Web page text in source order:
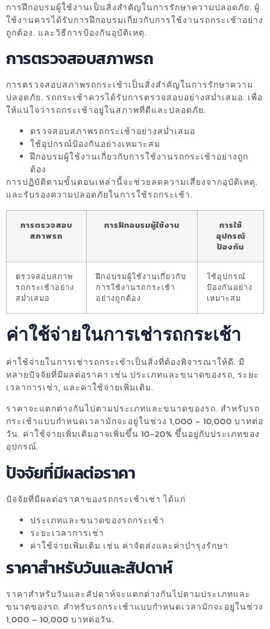
การฝึกอบรมผู้ใช้งานเป็นสิ่งสำคัญในการรักษาความปลอดภัย. ผู้
ใช้งานควรได้รับการฝึกอบรมเกี่ยวกับการใช้งานรถกระเช้าอย่าง
ถูกต้อง. และวิธีการป้องกันอุบัติเหตุ.
การตรวจสอบสภาพรถ
การตรวจสอบสภาพรถกระเช้าเป็นสิ่งสำคัญในการรักษาความ
ปลอดภัย. รถกระเช้าควรได้รับการตรวจสอบอย่างสม่ำเสมอ. เพื่อ
ให้แน่ใจว่ารถกระเช้าอยู่ในสภาพที่ดีและปลอดภัย.
ตรวจสอบสภาพรถกระเช้าอย่างสม่ำเสมอ
ใช้อุปกรณ์ป้องกันอย่างเหมาะสม
ฝึกอบรมผู้ใช้งานเกี่ยวกับการใช้งานรถกระเช้าอย่างถูก
ต้อง
การปฏิบัติตามขั้นตอนเหล่านี้จะช่วยลดความเสี่ยงจากอุบัติเหตุ.
และรับรองความปลอดภัยในการใช้รถกระเช้า.
การตรวจสอบ
สภาพรถ
การฝึกอบรมผู้ใช้งาน
การใช้
อุปกรณ์
ป้องกัน
ตรวจสอบสภาพ
รถกระเช้าอย่าง
สม่ำเสมอ
ฝึกอบรมผู้ใช้งานเกี่ยวกับ
การใช้งานรถกระเช้า
อย่างถูกต้อง
ใช้อุปกรณ์
ป้องกันอย่าง
เหมาะสม
ค่าใช้จ่ายในการเช่ารถกระเช้า
ค่าใช้จ่ายในการเช่ารถกระเช้าเป็นสิ่งที่ต้องพิจารณาให้ดี. มี
หลายปัจจัยที่มีผลต่อราคา เช่น ประเภทและขนาดของรถ, ระยะ
เวลาการเช่า, และค่าใช้จ่ายเพิ่มเติม.
ราคาจะแตกต่างกันไปตามประเภทและขนาดของรถ. สำหรับรถ
กระเช้าแบบกำหนดเวลามักจะอยู่ในช่วง 1,000 – 10,000 บาทต่อ
วัน. ค่าใช้จ่ายเพิ่มเติมอาจเพิ่มขึ้น 10-20% ขึ้นอยู่กับประเภทของ
อุปกรณ์.
ปัจจัยที่มีผลต่อราคา
ปัจจัยที่มีผลต่อราคาของรถกระเช้าเช่า ได้แก่
ประเภทและขนาดของรถกระเช้า
ระยะเวลาการเช่า
ค่าใช้จ่ายเพิ่มเติม เช่น ค่าจัดส่งและค่าบำรุงรักษา
ราคาสำหรับวันและสัปดาห์
ราคาสำหรับวันและสัปดาห์จะแตกต่างกันไปตามประเภทและ
ขนาดของรถ. สำหรับรถกระเช้าแบบกำหนดเวลามักจะอยู่ในช่วง
1,000 – 10,000 บาทต่อวัน.